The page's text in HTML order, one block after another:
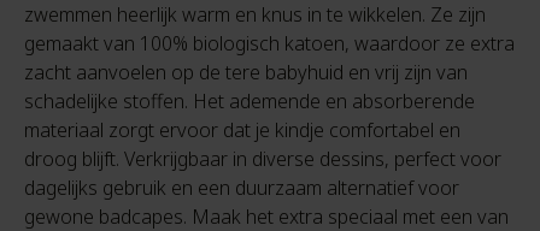
zwemmen heerlijk warm en knus in te wikkelen. Ze zijn
gemaakt van 100% biologisch katoen, waardoor ze extra
zacht aanvoelen op de tere babyhuid en vrij zijn van
schadelijke stoffen. Het ademende en absorberende
materiaal zorgt ervoor dat je kindje comfortabel en
droog blijft. Verkrijgbaar in diverse dessins, perfect voor
dagelijks gebruik en een duurzaam alternatief voor
gewone badcapes. Maak het extra speciaal met een van